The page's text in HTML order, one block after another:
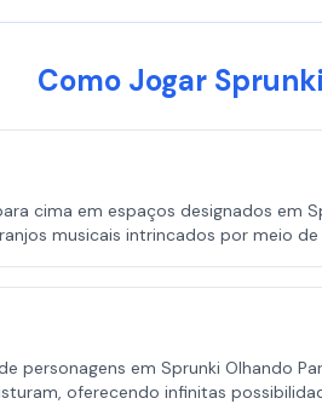
Como Jogar
cima em espaços designados em
musicais intrincados por meio
personagens em Sprunki Olhando
oferecendo infinitas